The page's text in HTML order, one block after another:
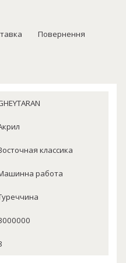
Повернення
классика
работа